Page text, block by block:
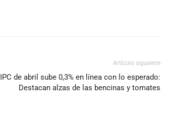
Artículo siguiente
IPC de abril sube 0,3% en línea con lo esperado:
Destacan alzas de las bencinas y tomates